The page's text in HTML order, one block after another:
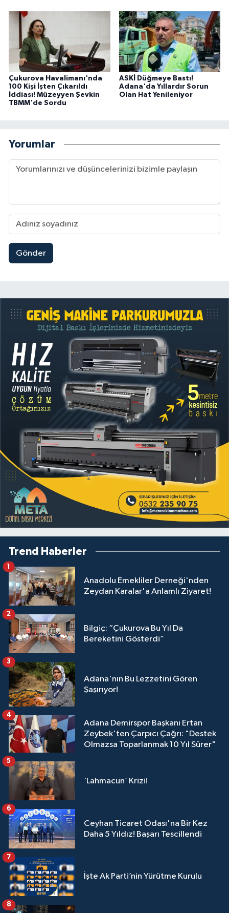
Çukurova Havalimanı'nda
100 Kişi İşten Çıkarıldı
İddiası! Müzeyyen Şevkin
TBMM'de Sordu
ASKİ Düğmeye Bastı!
Adana'da Yıllardır Sorun
Olan Hat Yenileniyor
Yorumlar
Gönder
Trend Haberler
Anadolu Emekliler Derneği'nden
Zeydan Karalar'a Anlamlı Ziyaret!
1
Bilgiç: “Çukurova Bu Yıl Da
Bereketini Gösterdi”
2
Adana'nın Bu Lezzetini Gören
Şaşırıyor!
3
Adana Demirspor Başkanı Ertan
Zeybek'ten Çarpıcı Çağrı: "Destek
Olmazsa Toparlanmak 10 Yıl Sürer"
4
‘Lahmacun’ Krizi!
5
Ceyhan Ticaret Odası'na Bir Kez
Daha 5 Yıldız! Başarı Tescillendi
6
İşte Ak Parti’nin Yürütme Kurulu
7
8